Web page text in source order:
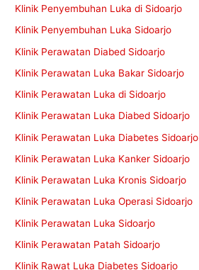
Klinik Penyembuhan Luka di Sidoarjo
Klinik Penyembuhan Luka Sidoarjo
Klinik Perawatan Diabed Sidoarjo
Klinik Perawatan Luka Bakar Sidoarjo
Klinik Perawatan Luka di Sidoarjo
Klinik Perawatan Luka Diabed Sidoarjo
Klinik Perawatan Luka Diabetes Sidoarjo
Klinik Perawatan Luka Kanker Sidoarjo
Klinik Perawatan Luka Kronis Sidoarjo
Klinik Perawatan Luka Operasi Sidoarjo
Klinik Perawatan Luka Sidoarjo
Klinik Perawatan Patah Sidoarjo
Klinik Rawat Luka Diabetes Sidoarjo